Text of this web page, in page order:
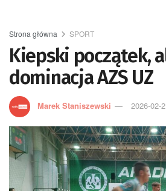
Strona główna SPORT
Kiepski początek,
dominacja AZS UZ
Marek Staniszewski 2026-02-